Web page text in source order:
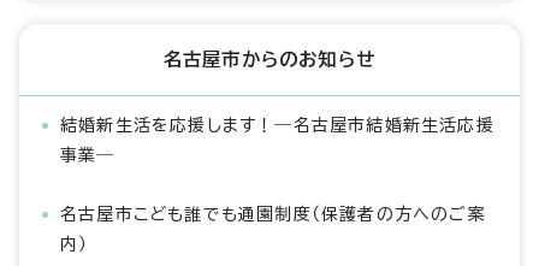
名古屋市からのお知らせ
結婚新生活を応援します！―名古屋市結婚新生活応援
事業―
名古屋市こども誰でも通園制度（保護者の方へのご案
内）